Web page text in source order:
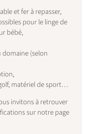
et fer à repasser,
pour le linge de
bébé,
domaine (selon
matériel de sport…
invitons à retrouver
sur notre page